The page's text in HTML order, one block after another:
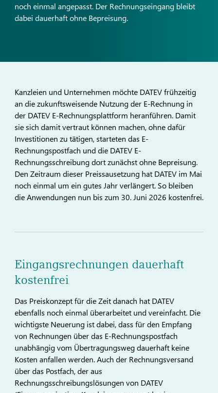
noch einmal angepasst. Der Rechnungseingang bleibt
dabei dauerhaft ohne Bepreisung.
Kanzleien und Unternehmen möchte DATEV frühzeitig
an die zukunftsweisende Nutzung der E-Rechnung in
der DATEV E-Rechnungsplattform heranführen. Damit
sie sich damit vertraut können machen, ohne dafür
Investitionen zu tätigen, starteten das E-
Rechnungspostfach und die DATEV E-
Rechnungsschreibung dort zunächst ohne Bepreisung.
Den Zeitraum dieser Preissausetzung hat DATEV im Mai
noch einmal um ein gutes Jahr verlängert. So bleiben
die Anwendungen nun bis zum 30. Juni 2026 kostenfrei.
Eingangsrechnungen dauerhaft
kostenfrei
Das Preiskonzept für die Zeit danach hat DATEV
ebenfalls noch einmal überarbeitet und vereinfacht. Die
wichtigste Neuerung ist dabei, dass für den Empfang
von Rechnungen über das E-Rechnungspostfach
unabhängig vom Übertragungsweg dauerhaft keine
Kosten anfallen werden. Auch der Rechnungsversand
über das Postfach, der aus
Rechnungsschreibungslösungen von DATEV